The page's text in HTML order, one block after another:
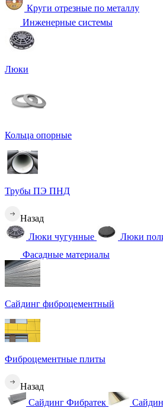
Круги отрезные по металлу
Инженерные системы
Люки
Кольца опорные
Трубы ПЭ ПНД
Назад
Люки чугунные
Люки
Фасадные материалы
Сайдинг фиброцементный
Фиброцементные плиты
Назад
Сайдинг Фибратек